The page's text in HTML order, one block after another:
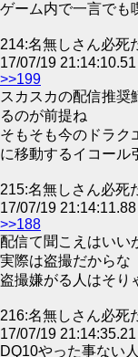
ゲーム内で一言でも
214:名無しさん必死
17/07/19
>>199
スカスカの配信推奨
るのが前提ね
そもそも今のドラク
に移動するイコール
215:名無しさん必死
17/07/19
>>188
配信て聞こえはいい
実際は盗撮だからな
盗撮嫌がる人はそり
216:名無しさん必死
17/07/19
DQ10やった事ない